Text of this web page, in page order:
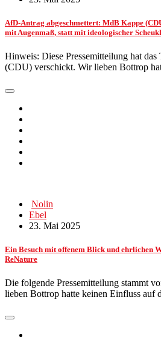
AfD-Antrag abgeschmettert: MdB Kappe
mit Augenmaß, statt mit ideologischer
Hinweis: Diese Pressemitteilung hat
(CDU) verschickt. Wir lieben Bottrop
Nolin
Ebel
23. Mai 2025
Ein Besuch mit offenem Blick und ehrlichen
ReNature
Die folgende Pressemitteilung stammt
lieben Bottrop hatte keinen Einfluss auf